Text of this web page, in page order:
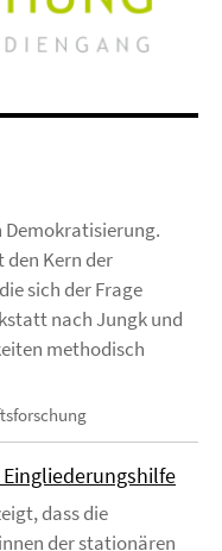
den Kern der
sich der Frage
nach Jungk und
methodisch
dass die
der stationären